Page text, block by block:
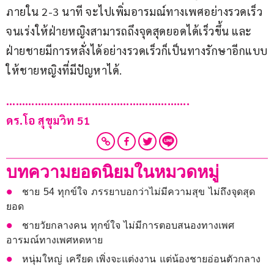
ภายใน 2-3 นาที จะไปเพิ่มอารมณ์ทางเพศอย่างรวดเร็ว
จนเร่งให้ฝ่ายหญิงสามารถถึงจุดสุดยอดได้เร็วขึ้น และ
ฝ่ายชายมีการหลั่งได้อย่างรวดเร็วก็เป็นทางรักษาอีกแบบ
ให้ชายหญิงที่มีปัญหาได้.
………………………………………………….
ดร.โอ สุขุมวิท 51
บทความยอดนิยมในหมวดหมู่
ชาย 54 ทุกข์ใจ ภรรยาบอกว่าไม่มีความสุข ไม่ถึงจุดสุด
ยอด
ชายวัยกลางคน ทุกข์ใจ ไม่มีการตอบสนองทางเพศ
อารมณ์ทางเพศหดหาย
หนุ่มใหญ่ เครียด เพิ่งจะแต่งงาน แต่น้องชายอ่อนตัวกลาง